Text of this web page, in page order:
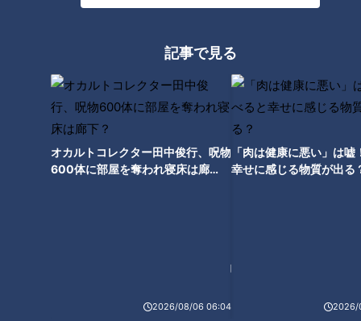
記事で見る
オカルトコレクター田中俊行、呪物
600体に部屋を奪われ寝床は廊
2026/08/06 06:04
「肉は健康に悪い」は嘘
幸せに感じる物質が出る
2026/
健康な人の1日の食塩相当量の基準は男性が7．5g未満、女性
が多く、食塩摂取量の平均は10g以上といわれているそうで
塩分過多になる意外な落とし穴